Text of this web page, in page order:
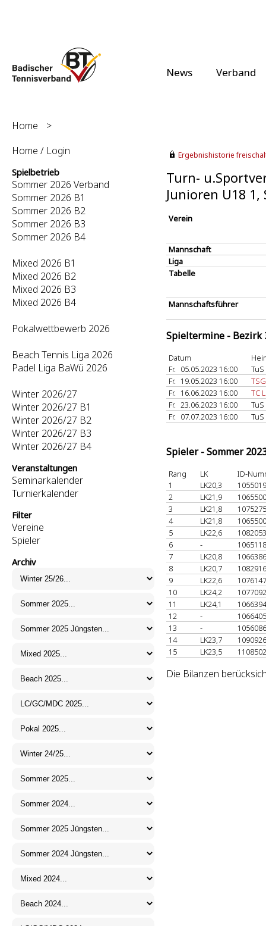
News Verband
Home
>
Home / Login
Spielbetrieb
Sommer 2026 Verband
Sommer 2026 B1
Sommer 2026 B2
Sommer 2026 B3
Sommer 2026 B4
Mixed 2026 B1
Mixed 2026 B2
Mixed 2026 B3
Mixed 2026 B4
Pokalwettbewerb 2026
Beach Tennis Liga 2026
Padel Liga BaWü 2026
Winter 2026/27
Winter 2026/27 B1
Winter 2026/27 B2
Winter 2026/27 B3
Winter 2026/27 B4
Veranstaltungen
Seminarkalender
Turnierkalender
Filter
Vereine
Spieler
Archiv
Ergebnishistorie
Turn-
Junioren U18 1,
Verein
Mannschaft
Liga
Tabelle
Mannschaftsführer
Spieltermine - Bezirk
Datum
Fr. 05.05.2023 16:00
Fr. 19.05.2023 16:00
Fr. 16.06.2023 16:00
TC
Fr. 23.06.2023 16:00
Fr. 07.07.2023 16:00
Spieler - Sommer
Rang LK
ID-
1
LK20,3
2
LK21,9
3
LK21,8
4
LK21,8
5
LK22,6
6
-
7
LK20,8
8
LK20,7
9
LK22,6
10
LK24,2
11
LK24,1
12
-
13
-
14
LK23,7
15
LK23,5
Die Bilanzen